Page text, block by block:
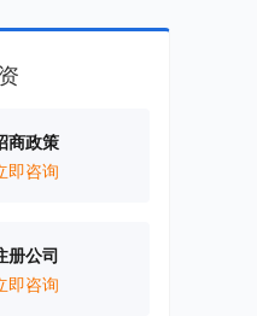
商政策
即咨询
册公司
即咨询